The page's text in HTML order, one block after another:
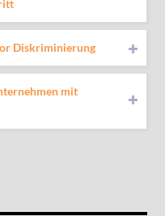
Diskriminierung
mit